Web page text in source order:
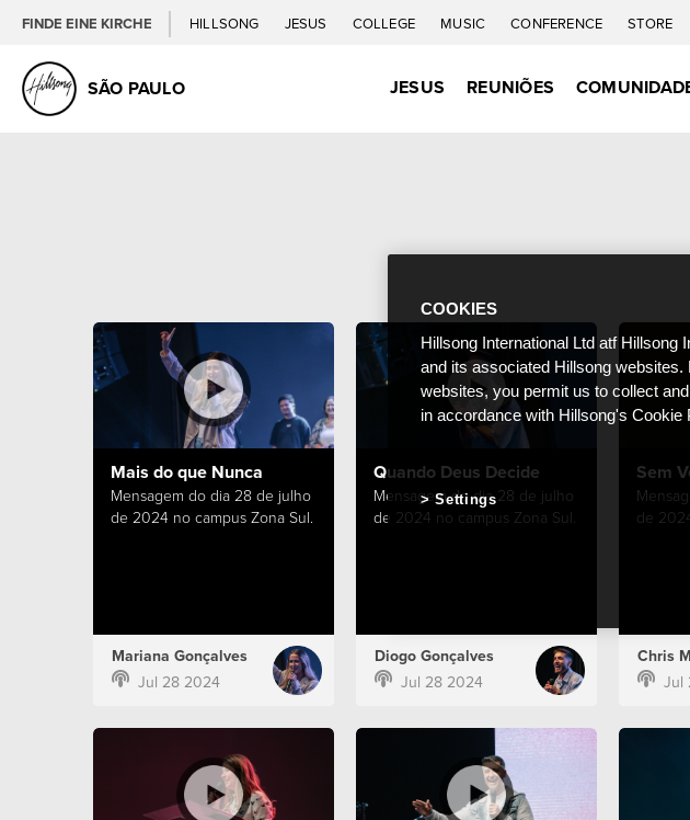
FINDE EINE KIRCHE HILLSONG JESUS COLLEGE MUSIC CONFERENCE STORE
SÃO PAULO JESUS REUNIÕES
Mais do que Nunca
Mensagem do dia 28 de julho
de 2024 no campus Zona Sul.
Mariana Gonçalves
Jul 28 2024
Quando Deus Decide
Mensagem do dia 28 de julho
de 2024 no campus Zona Sul.
Diogo Gonçalves
Jul 28 2024
Sem
de
Chris
Jul
COOKIES
Hillsong International Ltd atf Hillsong
and its associated Hillsong
websites, you permit us to collect
in accordance with Hillsong's Cookie
Settings